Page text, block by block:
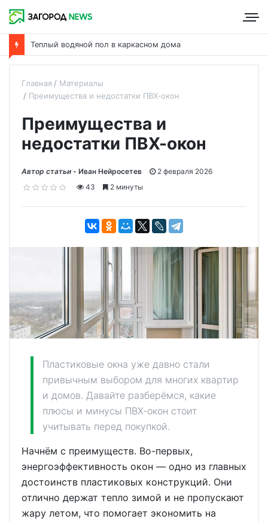
Теплый водяной пол в каркасном дома
Главная
Материалы
Преимущества и недостатки ПВХ-окон
Преимущества и
недостатки ПВХ-окон
Автор статьи - Иван Нейросетев
2 февраля 2026
43
2 минуты
Пластиковые окна уже давно стали
привычным выбором для многих квартир
и домов. Давайте разберёмся, какие
плюсы и минусы ПВХ-окон стоит
учитывать перед покупкой.
Начнём с преимуществ. Во-первых,
энергоэффективность окон — одно из главных
достоинств пластиковых конструкций. Они
отлично держат тепло зимой и не пропускают
жару летом, что помогает экономить на